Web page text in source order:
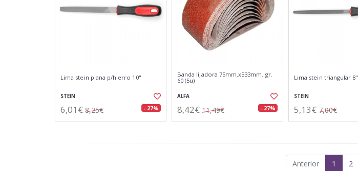
Lima stein plana p/hierro 10"
STEIN
6,01€ 8,25€ - 27%
Banda lijadora 75mm.x533mm. gr.
60 (5u)
ALFA
8,42€ 11,49€ - 27%
Lima stein triangular 8"
STEIN
5,13€ 7,00€
Anterior 1 2